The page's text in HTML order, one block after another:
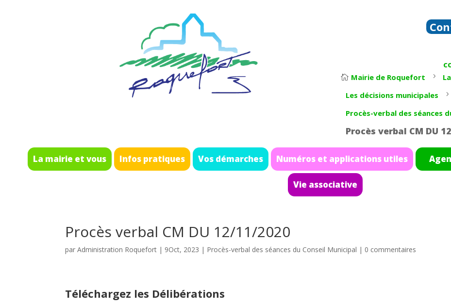
 Mairie de Roquefort 5
Les décisions municipales 5
Procès-verbal des séances
Procès verbal CM DU
La mairie et vous Infos pratiques Vos démarches Numéros et applications utiles
Vie associative
Procès verbal CM DU 12/11/2020
parAdministration Roquefort | 9Oct, 2023 | Procès-verbal des séances du Conseil Municipal | 0 commentaires
Téléchargez les Délibérations